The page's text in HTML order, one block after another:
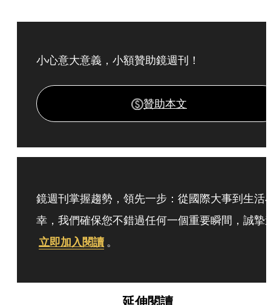
小心意大意義，小額贊助鏡週刊！
贊助本文
鏡週刊掌握趨勢，領先一步：從國際大事到生活
幸，我們確保您不錯過任何一個重要瞬間，誠摯
立即加入閱讀 。
延伸閱讀